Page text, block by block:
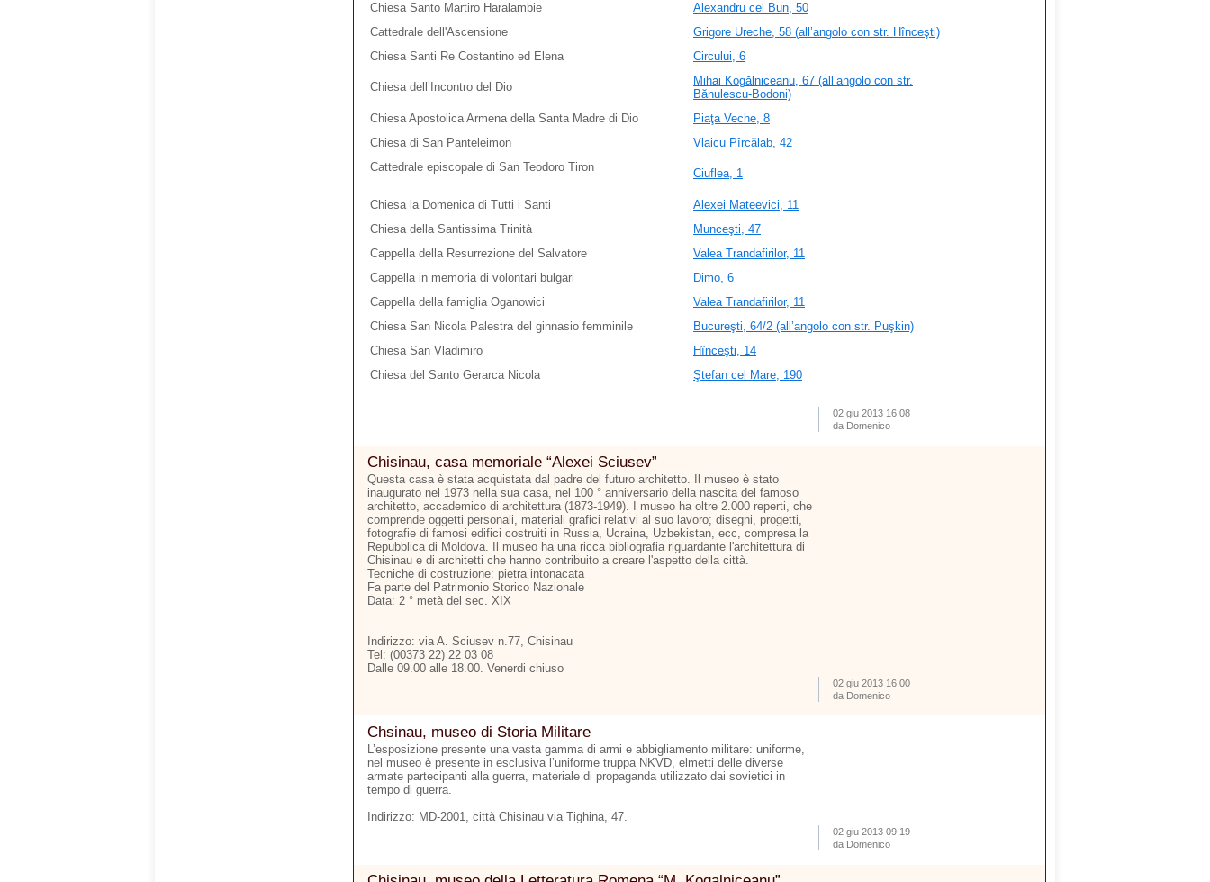
Chiesa Santo Martiro Haralambie
Alexandru cel Bun, 50
Cattedrale dell'Ascensione
Grigore Ureche, 58 (all’angolo con str. Hînceşti)
Chiesa Santi Re Costantino ed Elena
Circului, 6
Chiesa dell’Incontro del Dio
Mihai Kogălniceanu, 67 (all’angolo con str.
Bănulescu-Bodoni)
Chiesa Apostolica Armena della Santa Madre di Dio
Piaţa Veche, 8
Chiesa di San Panteleimon
Vlaicu Pîrcălab, 42
Cattedrale episcopale di San Teodoro Tiron
Ciuflea, 1
Chiesa la Domenica di Tutti i Santi
Alexei Mateevici, 11
Chiesa della Santissima Trinità
Munceşti, 47
Cappella della Resurrezione del Salvatore
Valea Trandafirilor, 11
Cappella in memoria di volontari bulgari
Dimo, 6
Cappella della famiglia Oganowici
Valea Trandafirilor, 11
Chiesa San Nicola Palestra del ginnasio femminile
Bucureşti, 64/2 (all’angolo con str. Puşkin)
Chiesa San Vladimiro
Hînceşti, 14
Chiesa del Santo Gerarca Nicola
Ştefan cel Mare, 190
02 giu 2013 16:08
da Domenico
Chisinau, casa memoriale “Alexei Sciusev”
Questa casa è stata acquistata dal padre del futuro architetto. Il museo è stato
inaugurato nel 1973 nella sua casa, nel 100 ° anniversario della nascita del famoso
architetto, accademico di architettura (1873-1949). I museo ha oltre 2.000 reperti, che
comprende oggetti personali, materiali grafici relativi al suo lavoro; disegni, progetti,
fotografie di famosi edifici costruiti in Russia, Ucraina, Uzbekistan, ecc, compresa la
Repubblica di Moldova. Il museo ha una ricca bibliografia riguardante l'architettura di
Chisinau e di architetti che hanno contribuito a creare l'aspetto della città.
Tecniche di costruzione: pietra intonacata
Fa parte del Patrimonio Storico Nazionale
Data: 2 ° metà del sec. XIX
Indirizzo: via A. Sciusev n.77, Chisinau
Tel: (00373 22) 22 03 08
Dalle 09.00 alle 18.00. Venerdi chiuso
02 giu 2013 16:00
da Domenico
Chsinau, museo di Storia Militare
L’esposizione presente una vasta gamma di armi e abbigliamento militare: uniforme,
nel museo è presente in esclusiva l’uniforme truppa NKVD, elmetti delle diverse
armate partecipanti alla guerra, materiale di propaganda utilizzato dai sovietici in
tempo di guerra.
Indirizzo: MD-2001, città Chisinau via Tighina, 47.
02 giu 2013 09:19
da Domenico